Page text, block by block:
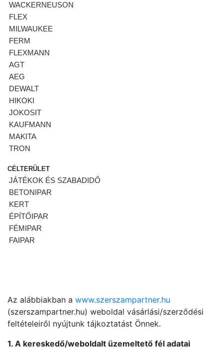
WACKERNEUSON
FLEX
MILWAUKEE
FERM
FLEXMANN
AGT
AEG
DEWALT
HIKOKI
JOKOSIT
KAUFMANN
MAKITA
TRON
CÉLTERÜLET
JÁTÉKOK ÉS SZABADIDŐ
BETONIPAR
KERT
ÉPÍTŐIPAR
FÉMIPAR
FAIPAR
Az alábbiakban a www.szerszampartner.hu
(szerszampartner.hu) weboldal vásárlási/szerződési
feltételeiről nyújtunk tájkoztatást Önnek.
1. A kereskedő/weboldalt üzemeltető fél adatai